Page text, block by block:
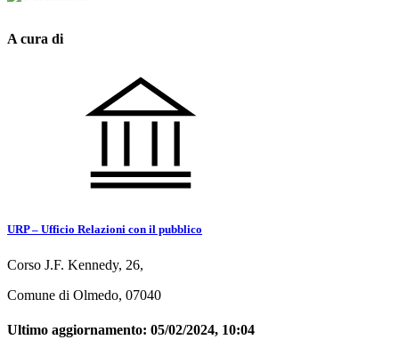
A cura di
URP – Ufficio Relazioni con il pubblico
Corso J.F. Kennedy, 26,
Comune di Olmedo, 07040
Ultimo aggiornamento: 05/02/2024, 10:04